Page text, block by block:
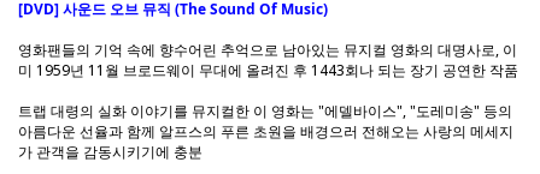
[DVD] 사운드 오브 뮤직 (The Sound Of Music)
영화팬들의 기억 속에 향수어린 추억으로 남아있는 뮤지컬 영화의 대명사로, 이
미 1959년 11월 브로드웨이 무대에 올려진 후 1443회나 되는 장기 공연한 작품
트랩 대령의 실화 이야기를 뮤지컬한 이 영화는 "에델바이스", "도레미송" 등의
아름다운 선율과 함께 알프스의 푸른 초원을 배경으러 전해오는 사랑의 메세지
가 관객을 감동시키기에 충분